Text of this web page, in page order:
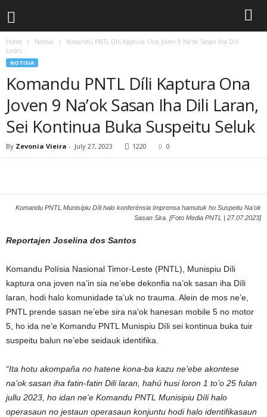
Home Notisia
Komandu PNTL Díli Kaptura Ona Joven 9 Na’ok Sasan Iha Dili
Laran,...
NOTISIA
Komandu PNTL Díli Kaptura Ona
Joven 9 Na’ok Sasan Iha Dili Laran,
Sei Kontinua Buka Suspeitu Seluk
By Zevonia Vieira - July 27, 2023 1220 0
Komandu PNTL Munisípiu Díli halo konferénsia Imprensa hamutuk ho Suspeitu Na'ok
Sasan Sira. [Foto Media PNTL | 27.07.2023]
Reportajen Joselina dos Santos
Komandu Polísia Nasional Timor-Leste (PNTL), Munispiu Díli
kaptura ona joven na’in sia ne’ebe dekonfia na’ok sasan iha Díli
laran, hodi halo komunidade ta’uk no trauma. Alein de mos ne’e,
PNTL prende sasan ne’ebe sira na’ok hanesan mobile 5 no motor
5, ho ida ne’e Komandu PNTL Munispiu Díli sei kontinua buka tuir
suspeitu balun ne’ebe seidauk identifika.
“Ita hotu akompaña no hatene kona-ba kazu ne’ebe akontese
na’ok sasan iha fatin-fatin Dili laran, hahú husi loron 1 to’o 25 fulan
jullu 2023, ho idan ne’e Komandu PNTL Munisipiu Díli halo
operasaun no jestaun operasaun konjuntu hodi halo identifikasaun